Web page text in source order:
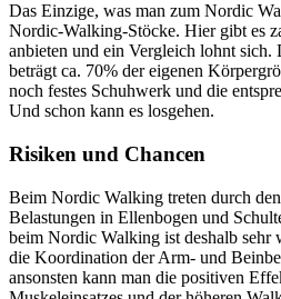
Das Einzige, was man zum Nordic
Nordic-Walking-Stöcke. Hier gibt es
anbieten und ein Vergleich lohnt sich.
beträgt ca. 70% der eigenen
noch festes Schuhwerk und die
Und schon kann es losgehen.
Risiken und Chancen
Beim Nordic Walking treten durch
Belastungen in Ellenbogen und
beim Nordic Walking ist deshalb
die Koordination der Arm- und
ansonsten kann man die positiven